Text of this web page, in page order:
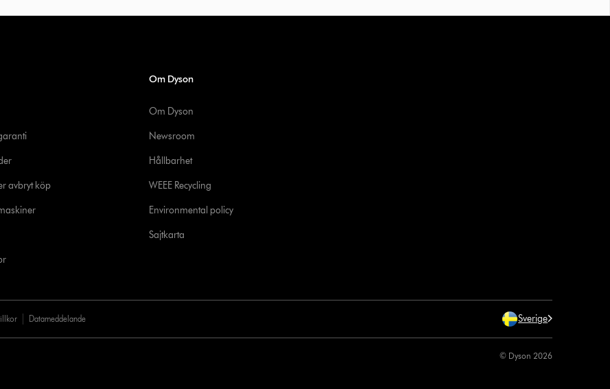
avbryt köp
Om Dyson
Om Dyson
Newsroom
Hållbarhet
WEEE Recycling
Environmental policy
Sajtkarta
Datameddelande Sverige
© Dyson 2026